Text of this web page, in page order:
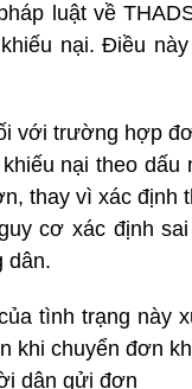
luật về
nại. Điều
với trường hợp
nại theo
thay vì xác
cơ xác định
dân.
tình trạng này
khi chuyển đơn
dân gửi đơn